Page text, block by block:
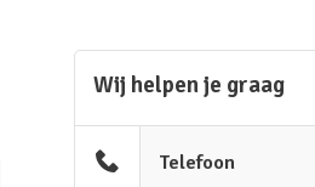
Wij helpen je graag
Telefoon